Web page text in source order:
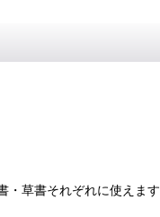
草書それぞれに使えま